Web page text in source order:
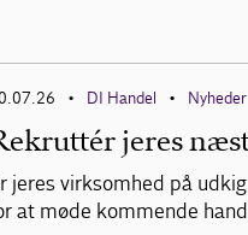
• DI Handel • Nyheder
jeres
jeres virksomhed på
at møde kommende